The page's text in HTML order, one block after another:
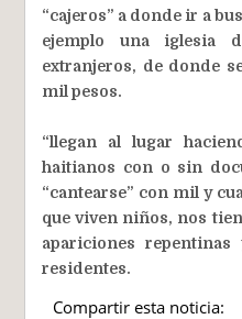
“cajeros” a donde ir a
ejemplo una iglesia
extranjeros, de donde
mil pesos.
“llegan al lugar
haitianos con o sin
“cantearse” con mil y
que viven niños, nos
apariciones
residentes.
Compartir esta noticia: